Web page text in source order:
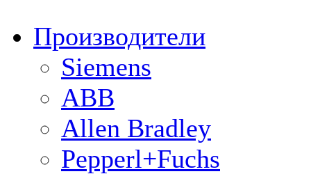
Производители
Siemens
ABB
Allen Bradley
Pepperl+Fuchs